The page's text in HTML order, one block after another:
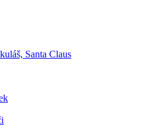
Santa Claus